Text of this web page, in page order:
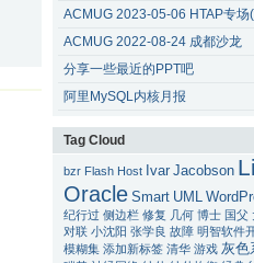
ACMUG 2023-05-06 HTAP专场
ACMUG 2022-08-24 成都沙龙
分享一些最近的PPT吧
阿里MySQL内核月报
Tag Cloud
bzr Flash Host Ivar Jacobson
Oracle Smart UML
纪行过 侧边栏 修复 几何 博士 国父
对联 小沈阳 张学良 故障 明智软件
模糊集 添加新标签 清华 游戏 灰色